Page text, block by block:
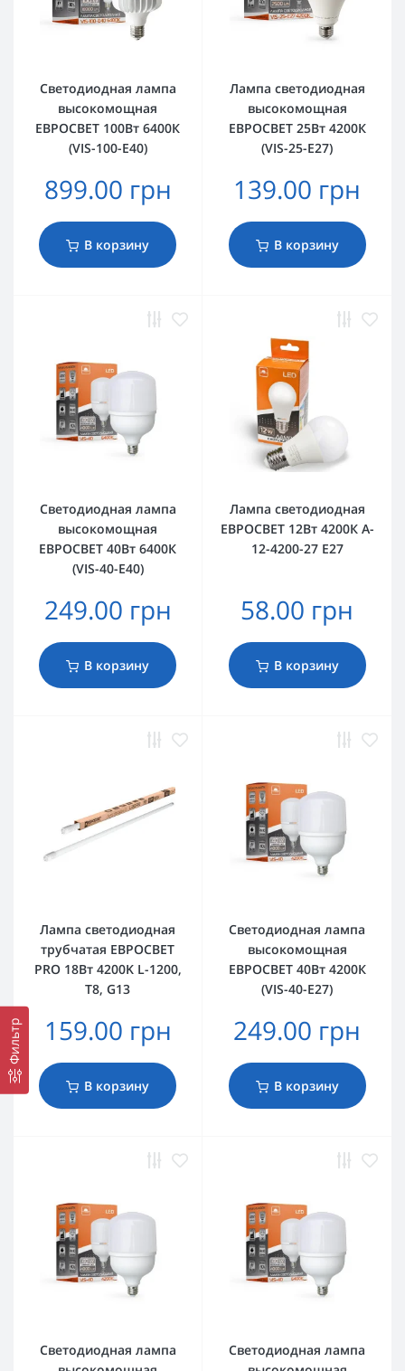
Фильтр
Светодиодная лампа
высокомощная
ЕВРОСВЕТ 100Вт 6400К
(VIS-100-E40)
899.00 грн
В корзину
Лампа светодиодная
высокомощная
ЕВРОСВЕТ 25Вт 4200К
(VIS-25-E27)
139.00 грн
В корзину
Светодиодная лампа
высокомощная
ЕВРОСВЕТ 40Вт 6400К
(VIS-40-E40)
249.00 грн
В корзину
Лампа светодиодная
ЕВРОСВЕТ 12Вт 4200К A-
12-4200-27 Е27
58.00 грн
В корзину
Лампа светодиодная
трубчатая ЕВРОСВЕТ
PRO 18Вт 4200K L-1200,
T8, G13
159.00 грн
В корзину
Светодиодная лампа
высокомощная
ЕВРОСВЕТ 40Вт 4200К
(VIS-40-E27)
249.00 грн
В корзину
Светодиодная лампа
Светодиодная лампа